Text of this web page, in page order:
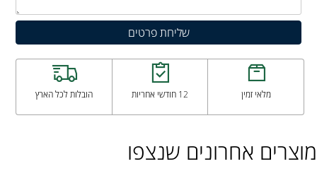
מלאי זמין 12 חודשי אחריות הובלות לכל הארץ
מוצרים אחרונים שנצפו